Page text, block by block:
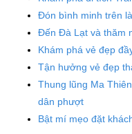
Đón bình minh trên
Đến Đà Lạt và thăm
Khám phá vẻ đẹp
Tận hưởng vẻ đẹp
Thung lũng Ma
dân phượt
Bật mí mẹo đặt